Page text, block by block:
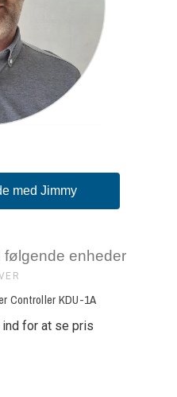
med Jimmy
følgende enheder
Controller KDU-1A
ind for at se pris